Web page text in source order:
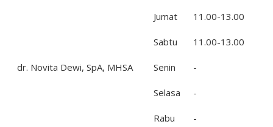
Jumat 11.00-13.00
Sabtu 11.00-13.00
dr. Novita Dewi, SpA, MHSA Senin -
Selasa -
Rabu -